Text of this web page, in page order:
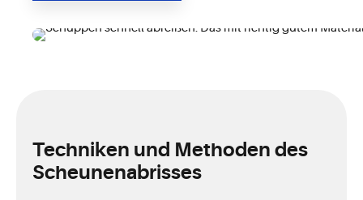
Techniken und Methoden des
Scheunenabrisses